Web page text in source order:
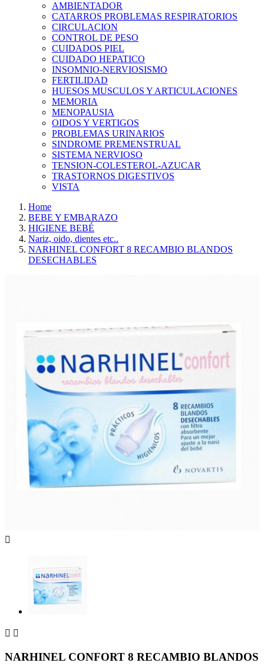
AMBIENTADOR
CATARROS PROBLEMAS RESPIRATORIOS
CIRCULACION
CONTROL DE PESO
CUIDADOS PIEL
CUIDADO HEPATICO
INSOMNIO-NERVIOSISMO
FERTILIDAD
HUESOS MUSCULOS Y ARTICULACIONES
MEMORIA
MENOPAUSIA
OIDOS Y VERTIGOS
PROBLEMAS URINARIOS
SINDROME PREMENSTRUAL
SISTEMA NERVIOSO
TENSION-COLESTEROL-AZUCAR
TRASTORNOS DIGESTIVOS
VISTA
Home
BEBE Y EMBARAZO
HIGIENE BEBÉ
Nariz, oido, dientes etc..
NARHINEL CONFORT 8 RECAMBIO BLANDOS
DESECHABLES

 
NARHINEL CONFORT 8 RECAMBIO BLANDOS